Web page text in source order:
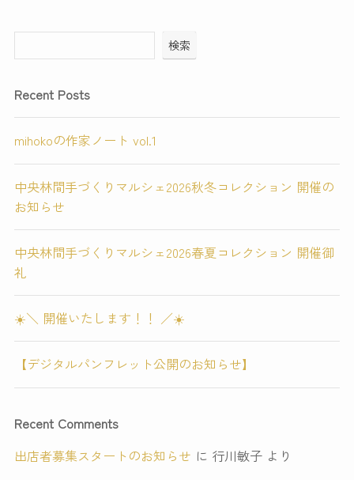
検索
Recent Posts
mihokoの作家ノート vol.1
中央林間手づくりマルシェ2026秋冬コレクション 開催の
お知らせ
中央林間手づくりマルシェ2026春夏コレクション 開催御
礼
☀️＼ 開催いたします！！ ／☀️
【デジタルパンフレット公開のお知らせ】
Recent Comments
出店者募集スタートのお知らせ に 行川敏子より